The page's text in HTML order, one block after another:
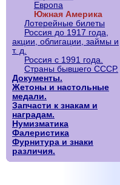
Европа
Южная Америка
Лотерейные билеты
Россия до 1917 года,
акции, облигации, займы и
т. д.
Россия с 1991 года.
Страны бывшего СССР.
Документы.
Жетоны и настольные
медали.
Запчасти к знакам и
наградам.
Нумизматика
Фалеристика
Фурнитура и знаки
различия.